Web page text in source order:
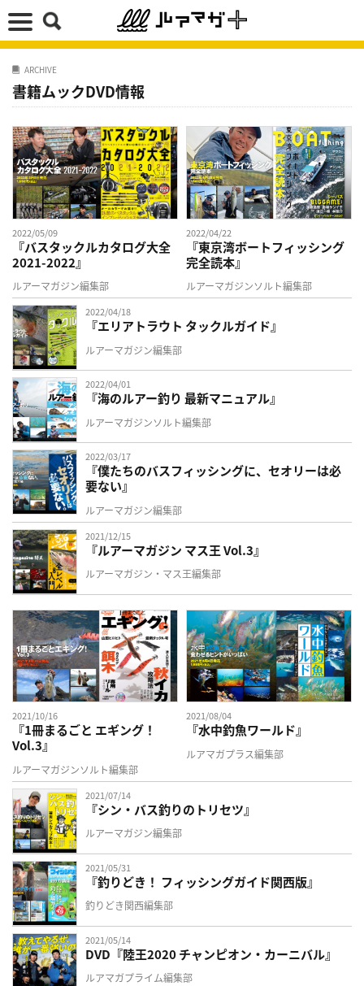
ARCHIVE
書籍ムックDVD情報
2022/05/09
『バスタックルカタログ大全
2021-2022』
ルアーマガジン編集部
2022/04/22
『東京湾ボートフィッシング
完全読本』
ルアーマガジンソルト編集部
2022/04/18
『エリアトラウト タックルガイド』
ルアーマガジン編集部
2022/04/01
『海のルアー釣り 最新マニュアル』
ルアーマガジンソルト編集部
2022/03/17
『僕たちのバスフィッシングに、セオリーは必
要ない』
ルアーマガジン編集部
2021/12/15
『ルアーマガジン マス王 Vol.3』
ルアーマガジン・マス王編集部
2021/10/16
『1冊まるごと エギング！
Vol.3』
ルアーマガジンソルト編集部
2021/08/04
『水中釣魚ワールド』
ルアマガプラス編集部
2021/07/14
『シン・バス釣りのトリセツ』
ルアーマガジン編集部
2021/05/31
『釣りどき！ フィッシングガイド関西版』
釣りどき関西編集部
2021/05/14
DVD『陸王2020 チャンピオン・カーニバル』
ルアマガプライム編集部